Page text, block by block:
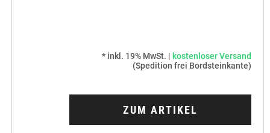
* inkl. 19% MwSt. | kostenloser Versand
(Spedition frei Bordsteinkante)
ZUM ARTIKEL